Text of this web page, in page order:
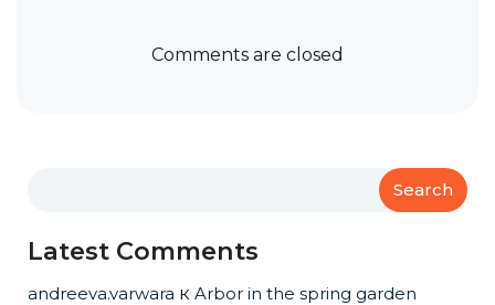
Comments are closed
Search
Latest Comments
andreeva.varwara к Arbor in the spring garden